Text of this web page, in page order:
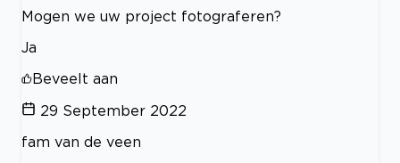
Mogen we uw project fotograferen?
Ja
Beveelt aan
29 September 2022
fam van de veen